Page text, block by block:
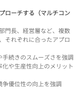
ローチする（マルチコン
門長、経営層など、複数
それぞれに合ったアプロ
続きのスムーズさを強調
や生産性向上のメリット
優位性の向上を強調